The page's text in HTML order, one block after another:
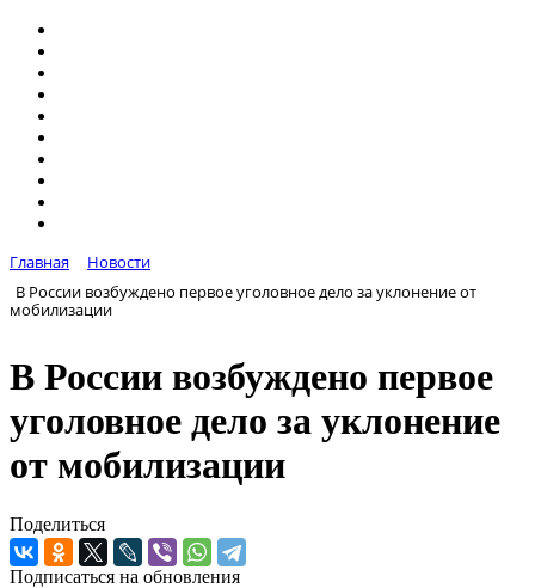
Главная
Новости
В России возбуждено первое уголовное дело за уклонение от
мобилизации
В России возбуждено первое
уголовное дело за уклонение
от мобилизации
Поделиться
Подписаться на обновления